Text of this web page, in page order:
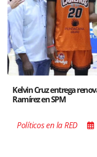
Santiago
Poder de las
Políticos